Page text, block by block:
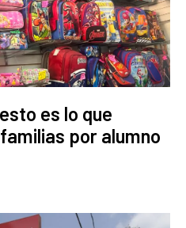
es lo que
por alumno